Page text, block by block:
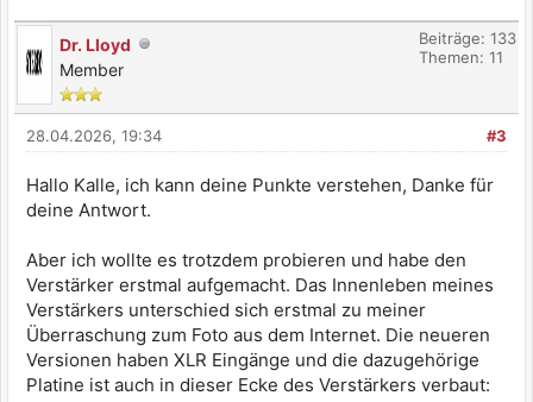
Dr. Lloyd
Member
Beiträge: 133
Themen: 11
#3
28.04.2026, 19:34
Hallo Kalle, ich kann deine Punkte verstehen, Danke für
deine Antwort.
Aber ich wollte es trotzdem probieren und habe den
Verstärker erstmal aufgemacht. Das Innenleben meines
Verstärkers unterschied sich erstmal zu meiner
Überraschung zum Foto aus dem Internet. Die neueren
Versionen haben XLR Eingänge und die dazugehörige
Platine ist auch in dieser Ecke des Verstärkers verbaut: